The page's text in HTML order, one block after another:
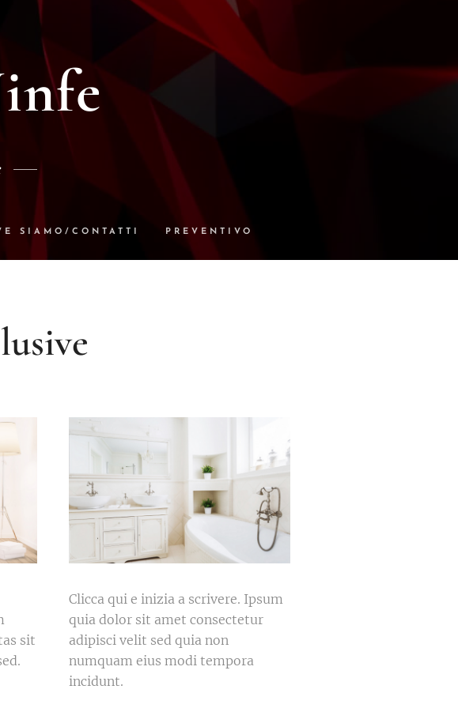
SIAMO/CONTATTI PREVENTIVO
sit
Clicca qui e inizia a scrivere. Ipsum
quia dolor sit amet consectetur
adipisci velit sed quia non
numquam eius modi tempora
incidunt.